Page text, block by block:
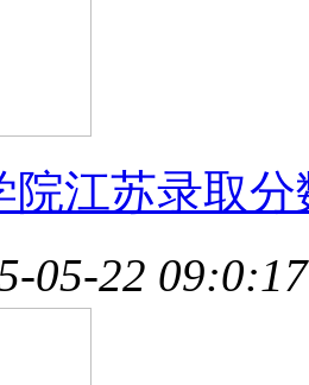
院江苏录取分
05-22 09:0:17